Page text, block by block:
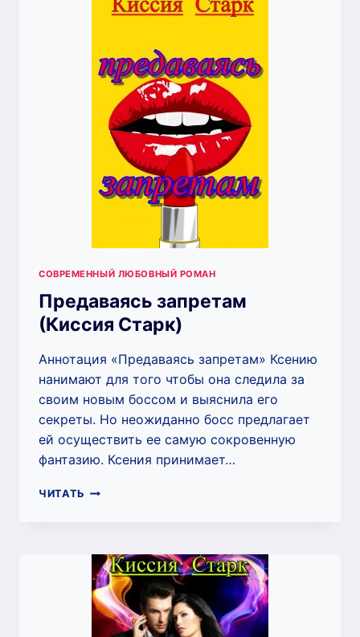
СТАРК)
СОВРЕМЕННЫЙ ЛЮБОВНЫЙ РОМАН
Предаваясь запретам
(Киссия Старк)
Аннотация «Предаваясь запретам» Ксению
нанимают для того чтобы она следила за
своим новым боссом и выяснила его
секреты. Но неожиданно босс предлагает
ей осуществить ее самую сокровенную
фантазию. Ксения принимает…
ЧИТАТЬ ПРЕДАВАЯСЬ